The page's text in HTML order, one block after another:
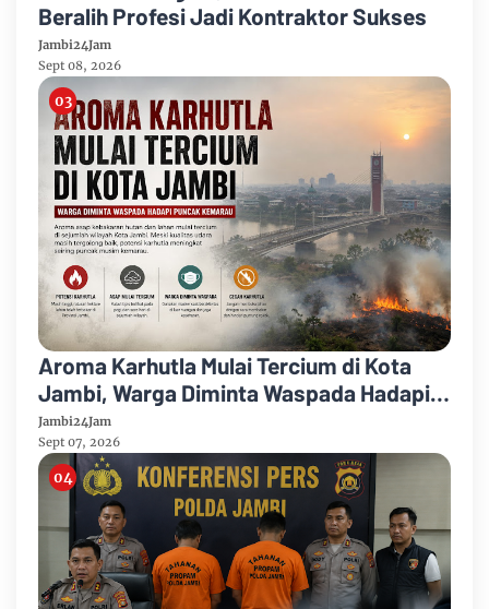
Beralih Profesi Jadi Kontraktor Sukses
Jambi24Jam
Sept 08, 2026
Aroma Karhutla Mulai Tercium di Kota
Jambi, Warga Diminta Waspada Hadapi
Puncak Kemarau
Jambi24Jam
Sept 07, 2026